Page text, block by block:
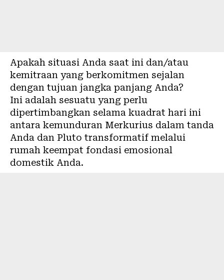
Apakah situasi Anda saat ini dan/atau
kemitraan yang berkomitmen sejalan
dengan tujuan jangka panjang Anda?
Ini adalah sesuatu yang perlu
dipertimbangkan selama kuadrat hari ini
antara kemunduran Merkurius dalam tanda
Anda dan Pluto transformatif melalui
rumah keempat fondasi emosional
domestik Anda.